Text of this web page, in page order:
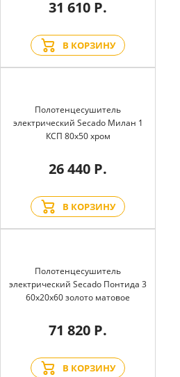
31 610 Р.
В КОРЗИНУ
Полотенцесушитель
электрический Secado Милан 1
КСП 80x50 хром
26 440 Р.
В КОРЗИНУ
Полотенцесушитель
электрический Secado Понтида 3
60x20x60 золото матовое
71 820 Р.
В КОРЗИНУ